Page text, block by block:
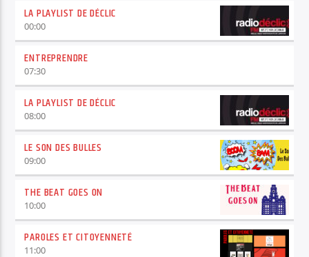
LA PLAYLIST DE DÉCLIC
00:00
ENTREPRENDRE
07:30
LA PLAYLIST DE DÉCLIC
08:00
LE SON DES BULLES
09:00
THE BEAT GOES ON
10:00
PAROLES ET CITOYENNETÉ
11:00